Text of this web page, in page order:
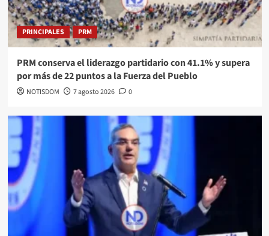
PRINCIPALES PRM
PRM conserva el liderazgo partidario con 41.1% y supera
por más de 22 puntos a la Fuerza del Pueblo
NOTISDOM 7 agosto 2026 0